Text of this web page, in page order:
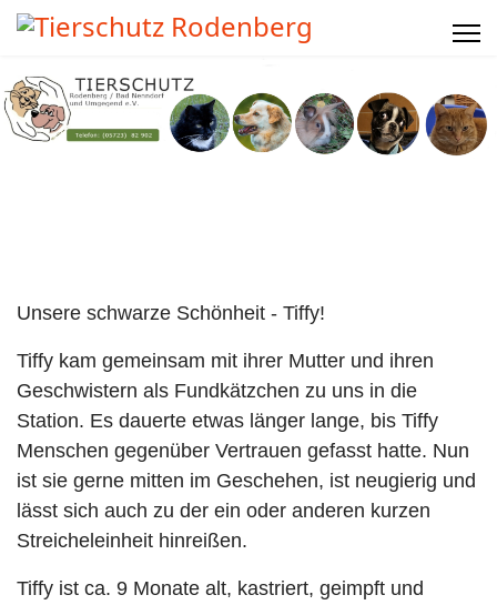
Unsere schwarze Schönheit - Tiffy!
Tiffy kam gemeinsam mit ihrer Mutter und ihren
Geschwistern als Fundkätzchen zu uns in die
Station. Es dauerte etwas länger lange, bis Tiffy
Menschen gegenüber Vertrauen gefasst hatte. Nun
ist sie gerne mitten im Geschehen, ist neugierig und
lässt sich auch zu der ein oder anderen kurzen
Streicheleinheit hinreißen.
Tiffy ist ca. 9 Monate alt, kastriert, geimpft und